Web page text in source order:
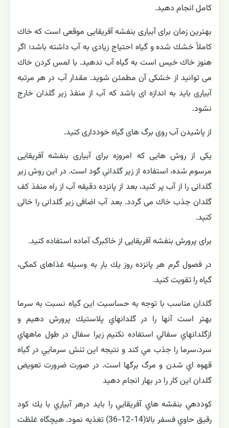
كامل انجام دهید.
بهترین زمان برای آبیاری بنفشه آفریقایی موقعی است كه خاك
كاملاً خشك شده و گیاه احتیاج زیادی به آب داشته باشد؛ اگر
هنوز خاك خیس است به گیاه آب ندهید. با لمس كردن خاك
می توانید از خشكی آن مطمئن شوید. مقدار آب در هر مرتبه
آبیاری باید به اندازه ای باشد كه آب از منفذ زیر گلدان خارج
نشود.
از پاشیدن آب روی برگ های گیاه خودداری كنید.
یكی از روش هایی كه امروزه برای آبیاری بنفشه آفریقایی
مرسوم شده، استفاده از زیر گلدانیِ گود است. در این روش زیر
گلدانی را از آب پر كنید، بعد از پانزده دقیقه آب از راه منفذ كف
گلدان جذب خاك می گردد. بعد آب اضافی زیر گلدانی را خالی
كنید.
برای پرورش بنفشه آفریقایی از خاكبرگ آماده استفاده كنید.
در فصول گرم هر پانزده روز یك بار به وسیله غذاهای كمكی،
گیاه را تقویت كنید.
گلدان مناسب با توجه به حساسيت اين گياه نسبت به سرما
بهتر است آنها را در گلدانهاي پلاستيك پرورش دهيم و
ازگلدانهاي سفالي استفاده نكنيم زيرا سفال در طول ماههاي
سرد،سرما را جذب مي كند و نتيجه اين تنش سرمايي در گياه
قهوه اي شدن و مرگ برگها است. در صورت ضرورت تعويض
گلدان اين كار را در بهار انجام دهيد
كوددهي بنفشه هاي آفريقايي را بايد درهر آبياري با يك كود
رقيق حاوي فسفر بالا(14-12-36) تغذيه نمود. هيچگاه غلظت